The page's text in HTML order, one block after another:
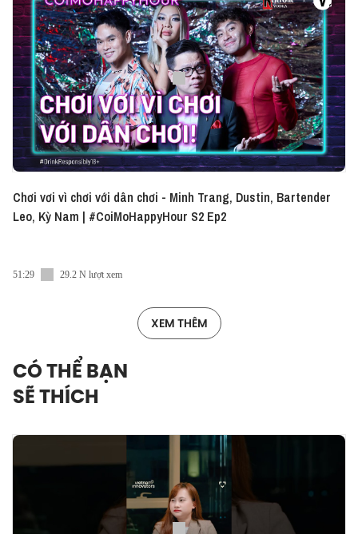
Chơi vơi vì chơi với dân chơi - Minh Trang, Dustin, Bartender
Leo, Kỳ Nam | #CoiMoHappyHour S2 Ep2
51:29 29.2 N lượt xem
XEM THÊM
CÓ THỂ BẠN
SẼ THÍCH